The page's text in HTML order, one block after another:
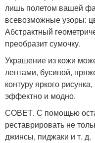
лишь полетом вашей
всевозможные узоры:
Абстрактный
преобразит сумочку.
Украшение из кожи
лентами, бусиной,
контуру яркого
эффектно и модно.
СОВЕТ. С помощью
реставрировать не
джинсы, пиджаки и т. д.